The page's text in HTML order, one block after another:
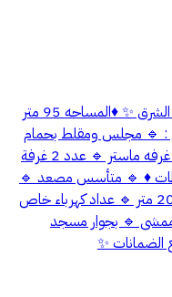
كود 1033 ✨ شقه فاخره للبيع ✨ ✨ بوابة الشرق ✨ ♦️المساحه 95 متر
يتكون من : 🔹 مجلس ومقلط بحمام
ومغاسل 🔹 صاله كبيره 🔹 مطبخ مغلق 🔹غرفه ماستر 🔹 عدد 2 غرفة
♦️ 🔹 متأسس مصعد 🔹
تكييفات سبليت 🔹 واجهه غربيه 🔹 شارع 20 متر 🔹 عداد كهرباء خاص
🔹 بجوار مسجد
✨